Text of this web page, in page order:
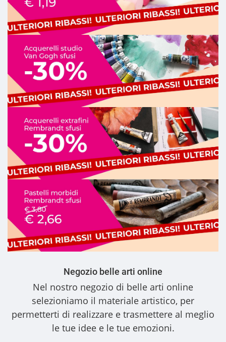
Negozio belle arti online
Nel nostro negozio di belle arti online
selezioniamo il materiale artistico, per
permetterti di realizzare e trasmettere al meglio
le tue idee e le tue emozioni.